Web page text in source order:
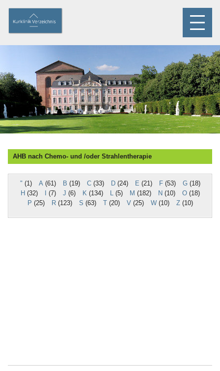
AHB nach Chemo- und /oder Strahlentherapie
" (1) A(61) B (19) C(33) D(24) E (21) F(53) G(18)
H (32) (7) J (6) K(134) L(5) M (182) N (10) O(18)
P (25) R(123) S (63) T(20) V(25) W(10) Z(10)